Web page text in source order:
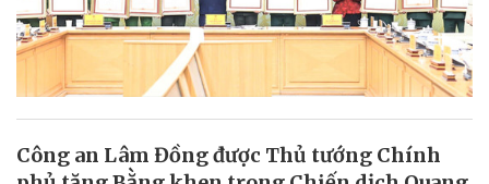
Công an Lâm Đồng được Thủ tướng Chính